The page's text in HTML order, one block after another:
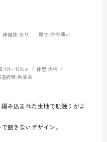
伸縮性:あり 厚さ:やや薄い
:171～175cm 体型:大柄
府県:兵庫県
み込まれた生地で肌触りがよ
飽きないデザイン。